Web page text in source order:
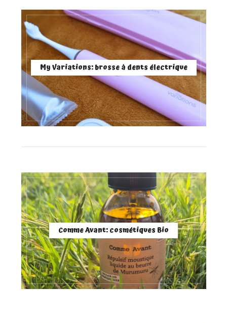
My Variations: brosse à dents électrique
Comme Avant: cosmétiques Bio